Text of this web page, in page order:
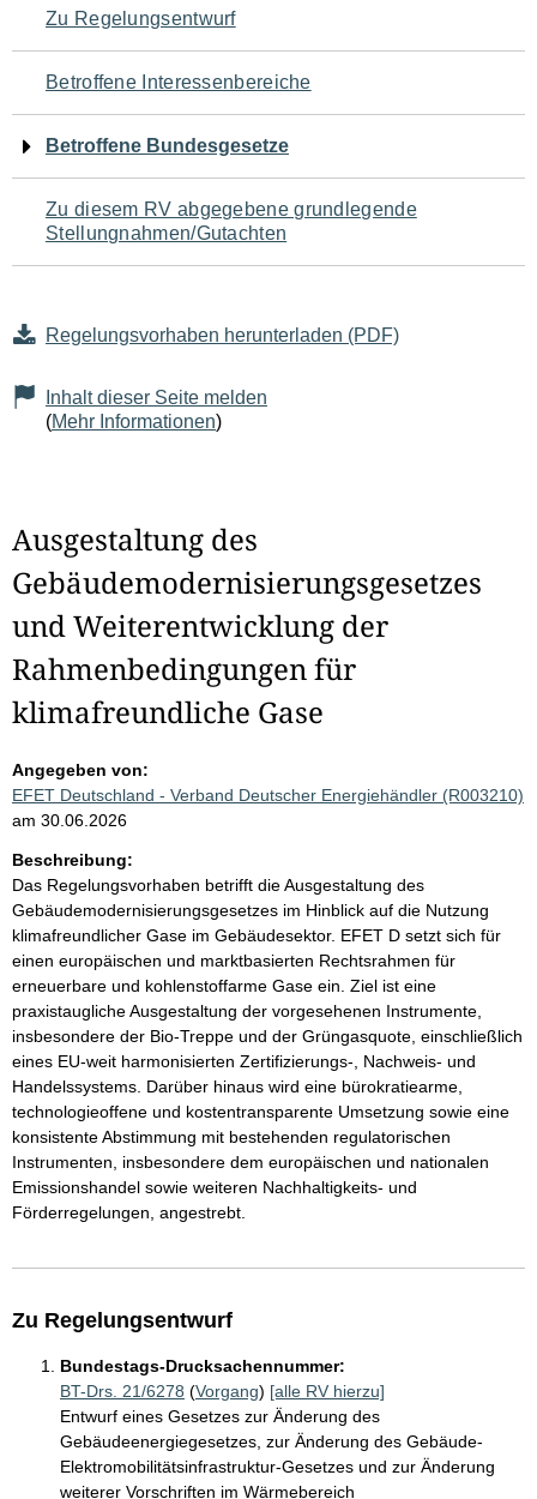
Seiteninhalt
Zu Regelungsentwurf
Betroffene Interessenbereiche
Betroffene Bundesgesetze
Zu diesem RV abgegebene grundlegende
Stellungnahmen/Gutachten
Regelungsvorhaben herunterladen (PDF)
Inhalt dieser Seite melden
(Mehr Informationen)
Ausgestaltung des
Gebäudemodernisierungsgesetzes
und Weiterentwicklung der
Rahmenbedingungen für
klimafreundliche Gase
Angegeben von:
EFET Deutschland - Verband Deutscher Energiehändler (R003210)
am 30.06.2026
Beschreibung:
Das Regelungsvorhaben betrifft die Ausgestaltung des
Gebäudemodernisierungsgesetzes im Hinblick auf die Nutzung
klimafreundlicher Gase im Gebäudesektor. EFET D setzt sich für
einen europäischen und marktbasierten Rechtsrahmen für
erneuerbare und kohlenstoffarme Gase ein. Ziel ist eine
praxistaugliche Ausgestaltung der vorgesehenen Instrumente,
insbesondere der Bio-Treppe und der Grüngasquote, einschließlich
eines EU-weit harmonisierten Zertifizierungs-, Nachweis- und
Handelssystems. Darüber hinaus wird eine bürokratiearme,
technologieoffene und kostentransparente Umsetzung sowie eine
konsistente Abstimmung mit bestehenden regulatorischen
Instrumenten, insbesondere dem europäischen und nationalen
Emissionshandel sowie weiteren Nachhaltigkeits- und
Förderregelungen, angestrebt.
Zu Regelungsentwurf
Bundestags-Drucksachennummer:
BT-Drs. 21/6278 (Vorgang) [alle RV hierzu]
Entwurf eines Gesetzes zur Änderung des
Gebäudeenergiegesetzes, zur Änderung des Gebäude-
Elektromobilitätsinfrastruktur-Gesetzes und zur Änderung
weiterer Vorschriften im Wärmebereich